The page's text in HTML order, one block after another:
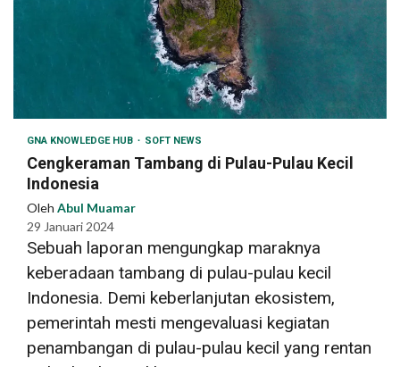
GNA KNOWLEDGE HUB SOFT NEWS
Cengkeraman Tambang di Pulau-Pulau Kecil
Indonesia
Oleh Abul Muamar
29 Januari 2024
Sebuah laporan mengungkap maraknya
keberadaan tambang di pulau-pulau kecil
Indonesia. Demi keberlanjutan ekosistem,
pemerintah mesti mengevaluasi kegiatan
penambangan di pulau-pulau kecil yang rentan